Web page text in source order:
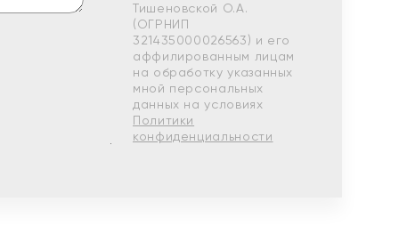
Тишеновской О.А.
(ОГРНИП
321435000026563) и его
аффилированным лицам
на обработку указанных
мной персональных
данных на условиях
Политики
конфиденциальности